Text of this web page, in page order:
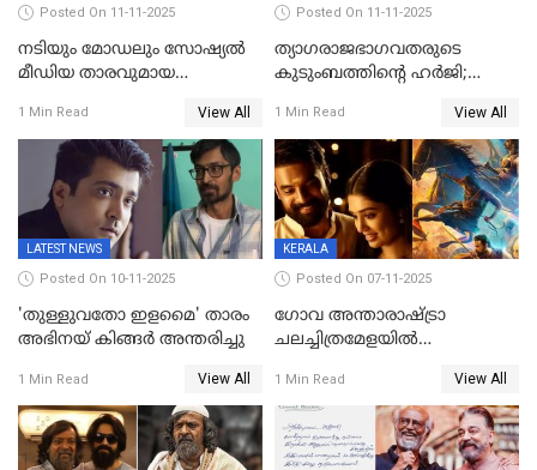
Posted On 11-11-2025
നടിയും മോഡലും സോഷ്യൽ
മീഡിയ താരവുമായ
ഇന്ന്‌ നല്ലൊരു ബിസി ഡേ
ആയിരുന്നുവെന്ന് നന്ദിത
ശങ്കര
1 Min Read View All
Posted On 11-11-2025
ത്യാഗരാജഭാഗവതരുടെ
കുടുംബത്തിന്റെ ഹര്‍ജി;
ഹൈക്കോടതി നോട്ടീസ്‌
1 Min Read View All
LATEST NEWS
Posted On 10-11-2025
'തുള്ളുവതോ ഇളമൈ' താരം
അഭിനയ് കിങ്ങർ അന്തരിച്ചു
1 Min Read View All
KERALA
Posted On 07-11-2025
ഗോവ അന്താരാഷ്ട്രാ
ചലച്ചിത്രമേളയില്‍
മലയാളത്തില്‍നിന്ന്
ഏകചിത്രമായി 'എആര്‍എം';
1 Min Read View All